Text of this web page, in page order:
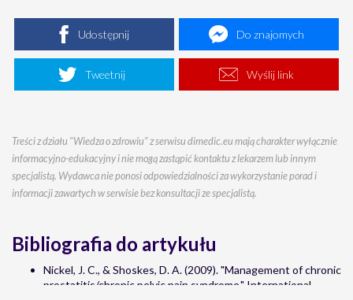
Udostępnij Do znajomych
Tweetnij Wyślij link
Treści z działu "Wiedza o zdrowiu" z serwisu dimedic.eu mają charakter wyłącznie
informacyjno-edukacyjny i nie mogą zastąpić kontaktu z lekarzem lub innym
specjalistą. Wydawca nie ponosi odpowiedzialności za wykorzystanie porad i
informacji zawartych w serwisie bez konsultacji ze specjalistą.
Bibliografia do artykułu
Nickel, J. C., & Shoskes, D. A. (2009). "Management of chronic
prostatitis/chronic pelvic pain syndrome." International